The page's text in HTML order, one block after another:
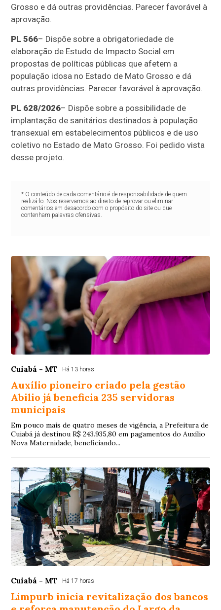
Grosso e dá outras providências. Parecer favorável à
aprovação.
PL 566– Dispõe sobre a obrigatoriedade de
elaboração de Estudo de Impacto Social em
propostas de políticas públicas que afetem a
população idosa no Estado de Mato Grosso e dá
outras providências. Parecer favorável à aprovação.
PL 628/2026– Dispõe sobre a possibilidade de
implantação de sanitários destinados à população
transexual em estabelecimentos públicos e de uso
coletivo no Estado de Mato Grosso. Foi pedido vista
desse projeto.
* O conteúdo de cada comentário é de responsabilidade de quem
realizá-lo. Nos reservamos ao direito de reprovar ou eliminar
comentários em desacordo com o propósito do site ou que
contenham palavras ofensivas.
Cuiabá - MT Há 13 horas
Auxílio pioneiro criado pela gestão
Abilio já beneficia 235 servidoras
municipais
Em pouco mais de quatro meses de vigência, a Prefeitura de
Cuiabá já destinou R$ 243.935,80 em pagamentos do Auxílio
Nova Maternidade, beneficiando...
Cuiabá - MT Há 17 horas
Limpurb inicia revitalização dos bancos